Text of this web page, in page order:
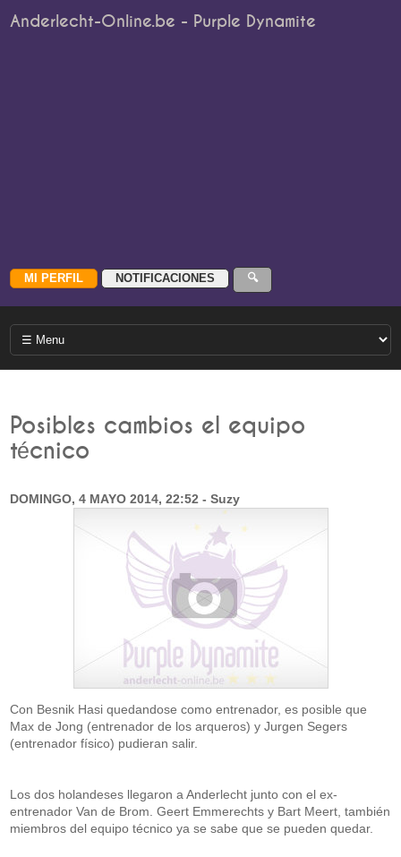
Anderlecht-Online.be - Purple Dynamite
Posibles cambios el equipo
técnico
DOMINGO, 4 MAYO 2014, 22:52 - Suzy
Con Besnik Hasi quedandose como entrenador, es posible que
Max de Jong (entrenador de los arqueros) y Jurgen Segers
(entrenador físico) pudieran salir.
Los dos holandeses llegaron a Anderlecht junto con el ex-
entrenador Van de Brom. Geert Emmerechts y Bart Meert, también
miembros del equipo técnico ya se sabe que se pueden quedar.